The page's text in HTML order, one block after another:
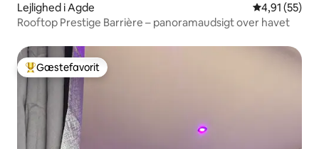
Lejlighed i Agde 4,91 ud af 5
4,91 (55)
Rooftop Prestige Barrière – panoramaudsigt over havet
Bedste gæstefavorit
Gæstefavorit